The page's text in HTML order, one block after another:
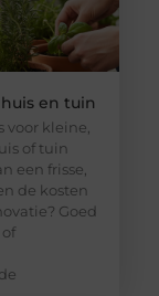
en tuin
voor kleine,
of tuin
een frisse,
de kosten
Goed